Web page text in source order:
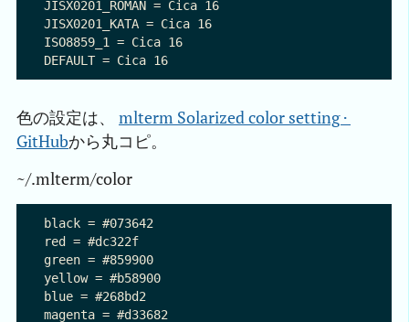
JISX0201_ROMAN = Cica 16
JISX0201_KATA = Cica 16
ISO8859_1 = Cica 16
色の設定は、 mlterm Solarized color setting ·
GitHubから丸コピ。
~/.mlterm/color
black = #073642
red = #dc322f
green = #859900
yellow = #b58900
blue = #268bd2
magenta = #d33682